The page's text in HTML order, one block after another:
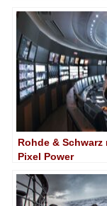
Rohde &
Pixel Power